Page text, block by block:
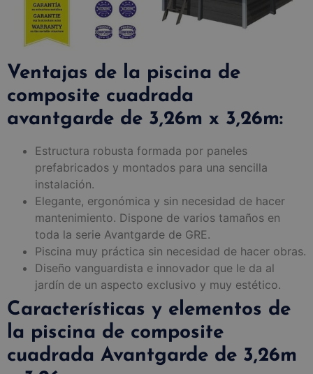
Ventajas de la piscina de
composite cuadrada
avantgarde de 3,26m x 3,26m:
Estructura robusta formada por paneles
prefabricados y montados para una sencilla
instalación.
Elegante, ergonómica y sin necesidad de hacer
mantenimiento. Dispone de varios tamaños en
toda la serie Avantgarde de GRE.
Piscina muy práctica sin necesidad de hacer obras.
Diseño vanguardista e innovador que le da al
jardín de un aspecto exclusivo y muy estético.
Características y elementos de
la piscina de composite
cuadrada Avantgarde de 3,26m